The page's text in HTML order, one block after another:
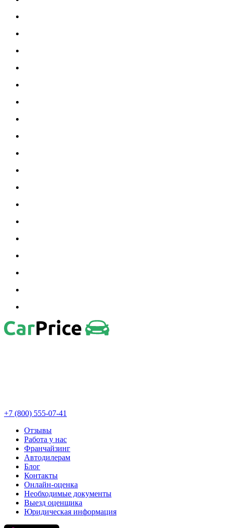
+7 (800) 555-07-41
Отзывы
Работа у нас
Франчайзинг
Автодилерам
Блог
Контакты
Онлайн-оценка
Необходимые документы
Выезд оценщика
Юридическая информация